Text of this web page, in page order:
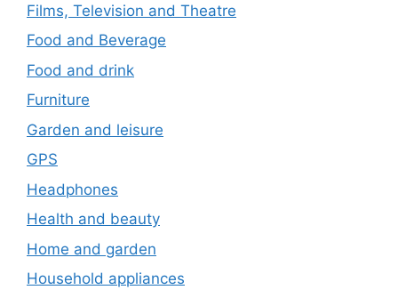
Films, Television and Theatre
Food and Beverage
Food and drink
Furniture
Garden and leisure
GPS
Headphones
Health and beauty
Home and garden
Household appliances